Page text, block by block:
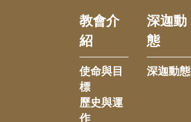
教會介
紹
使命與目
標
歷史與運
作
深迦動
態
深迦動態